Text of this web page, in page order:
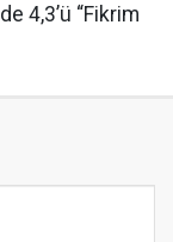
4,3’ü “Fikrim